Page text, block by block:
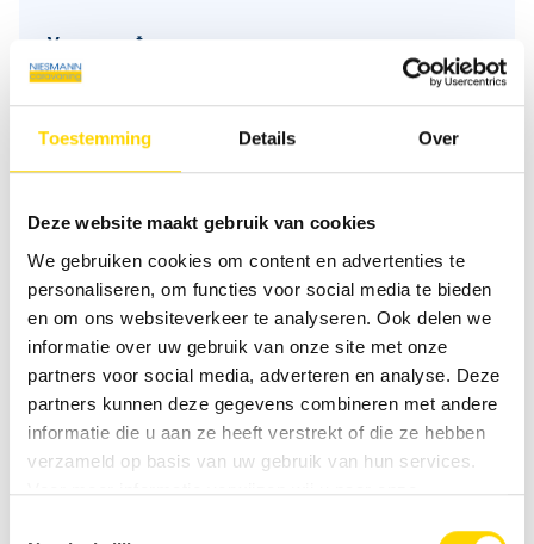
Toestemming Details Over
Deze website maakt gebruik van cookies
We gebruiken cookies om content en advertenties te
personaliseren, om functies voor social media te bieden
en om ons websiteverkeer te analyseren. Ook delen we
informatie over uw gebruik van onze site met onze
partners voor social media, adverteren en analyse. Deze
partners kunnen deze gegevens combineren met andere
informatie die u aan ze heeft verstrekt of die ze hebben
verzameld op basis van uw gebruik van hun services.
Voor meer informatie verwijzen wij u naar onze
Voornaam *
Achternaam
E-mail*
Telefoon
Bericht*